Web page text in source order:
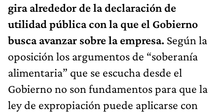
gira alrededor de la declaración de
utilidad pública con la que el Gobierno
busca avanzar sobre la empresa. Según la
oposición los argumentos de “soberanía
alimentaria” que se escucha desde el
Gobierno no son fundamentos para que la
ley de expropiación puede aplicarse con